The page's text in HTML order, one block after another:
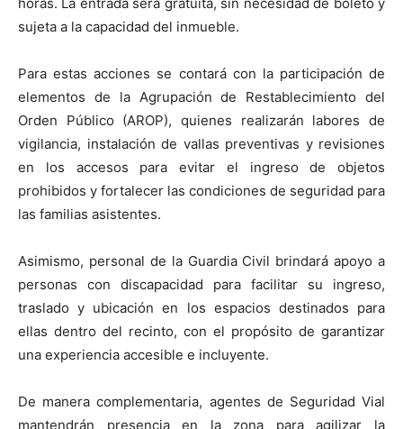
sujeta a la capacidad del inmueble.
Para estas acciones se contará con la participación de
elementos de la Agrupación de Restablecimiento del
Orden Público (AROP), quienes realizarán labores de
vigilancia, instalación de vallas preventivas y revisiones
en los accesos para evitar el ingreso de objetos
prohibidos y fortalecer las condiciones de seguridad para
las familias asistentes.
Asimismo, personal de la Guardia Civil brindará apoyo a
personas con discapacidad para facilitar su ingreso,
traslado y ubicación en los espacios destinados para
ellas dentro del recinto, con el propósito de garantizar
una experiencia accesible e incluyente.
De manera complementaria, agentes de Seguridad Vial
mantendrán presencia en la zona para agilizar la